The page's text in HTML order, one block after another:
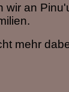
an
mehr